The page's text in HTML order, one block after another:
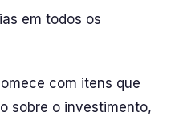
em todos os
com itens que
sobre o investimento,